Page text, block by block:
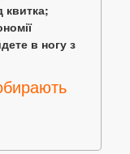
квитка;
в ногу з